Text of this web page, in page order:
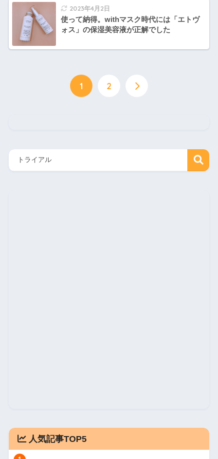
2023年4月2日
使って納得。withマスク時代には「エトヴ
ォス」の保湿美容液が正解でした
1 2
人気記事TOP5